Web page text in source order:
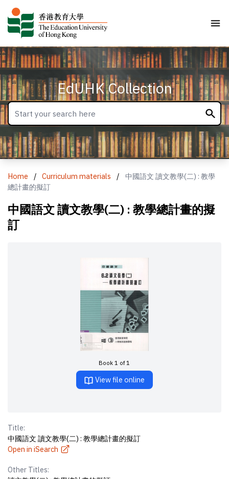
EdUHK Collection
Home / Curriculum materials /
中國語文 讀文教學(二) : 教學
總計畫的擬訂
中國語文 讀文教學(二) : 教學總計畫的擬
訂
Book 1 of 1
View file online
Title:
中國語文 讀文教學(二) : 教學總計畫的擬訂
Open in iSearch
Other Titles: